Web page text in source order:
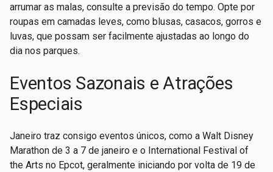
arrumar as malas, consulte a previsão do tempo. Opte por
roupas em camadas leves, como blusas, casacos, gorros e
luvas, que possam ser facilmente ajustadas ao longo do
dia nos parques.
Eventos Sazonais e Atrações
Especiais
Janeiro traz consigo eventos únicos, como a Walt Disney
Marathon de 3 a 7 de janeiro e o International Festival of
the Arts no Epcot, geralmente iniciando por volta de 19 de